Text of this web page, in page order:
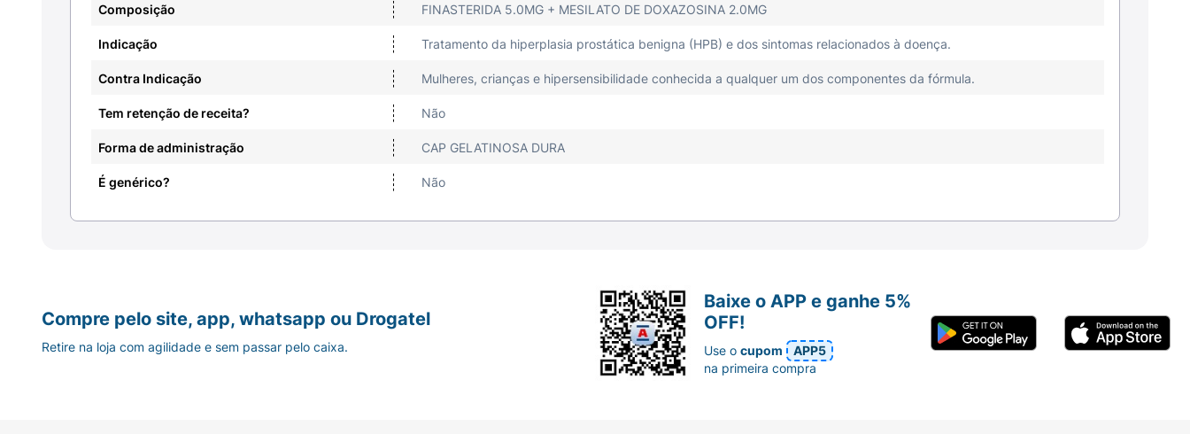
Composição FINASTERIDA 5.0MG + MESILATO DE DOXAZOSINA 2.0MG
Indicação Tratamento da hiperplasia prostática benigna (HPB) e dos sintomas relacionados à doença.
Contra Indicação Mulheres, crianças e hipersensibilidade conhecida a qualquer um dos componentes da fórmula.
Tem retenção de receita? Não
Forma de administração CAP GELATINOSA DURA
É genérico? Não
Compre pelo site, app, whatsapp ou Drogatel
Retire na loja com agilidade e sem passar pelo caixa.
Baixe o APP e ganhe 5%
OFF!
Use ocupom
APP5
na primeira compra